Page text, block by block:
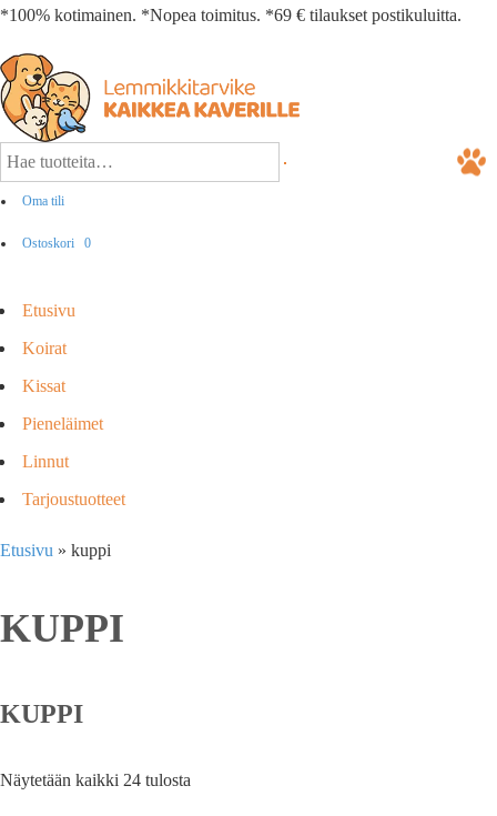
*100% kotimainen. *Nopea toimitus. *69 € tilaukset postikuluitta.
Oma tili
Ostoskori 0
Etusivu
Koirat
Kissat
Pieneläimet
Linnut
Tarjoustuotteet
Etusivu » kuppi
KUPPI
KUPPI
Näytetään kaikki 24 tulosta